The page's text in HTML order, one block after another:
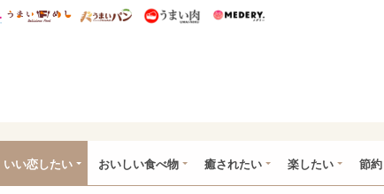
研 ディズニー特集
mimot. うまいめし うまいパン うまい肉
いい恋したい おいしい食べ物 癒されたい 楽したい 節約